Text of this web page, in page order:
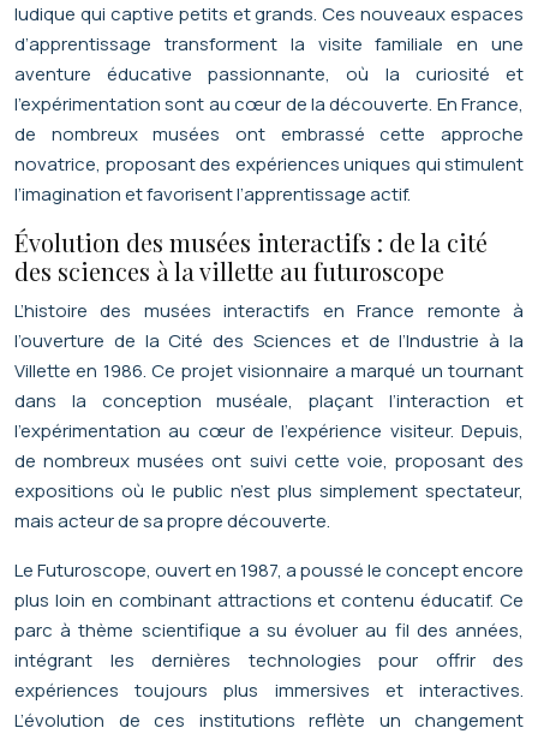
ludique qui captive petits et grands. Ces nouveaux espaces
d’apprentissage transforment la visite familiale en une
aventure éducative passionnante, où la curiosité et
l’expérimentation sont au cœur de la découverte. En France,
de nombreux musées ont embrassé cette approche
novatrice, proposant des expériences uniques qui stimulent
l’imagination et favorisent l’apprentissage actif.
Évolution des musées interactifs : de la cité
des sciences à la villette au futuroscope
L’histoire des musées interactifs en France remonte à
l’ouverture de la Cité des Sciences et de l’Industrie à la
Villette en 1986. Ce projet visionnaire a marqué un tournant
dans la conception muséale, plaçant l’interaction et
l’expérimentation au cœur de l’expérience visiteur. Depuis,
de nombreux musées ont suivi cette voie, proposant des
expositions où le public n’est plus simplement spectateur,
mais acteur de sa propre découverte.
Le Futuroscope, ouvert en 1987, a poussé le concept encore
plus loin en combinant attractions et contenu éducatif. Ce
parc à thème scientifique a su évoluer au fil des années,
intégrant les dernières technologies pour offrir des
expériences toujours plus immersives et interactives.
L’évolution de ces institutions reflète un changement